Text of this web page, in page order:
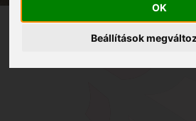
OK
Beállítások
A szociális